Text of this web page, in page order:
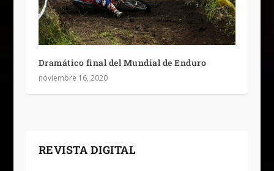
Dramático final del Mundial de Enduro
noviembre 16, 2020
REVISTA DIGITAL